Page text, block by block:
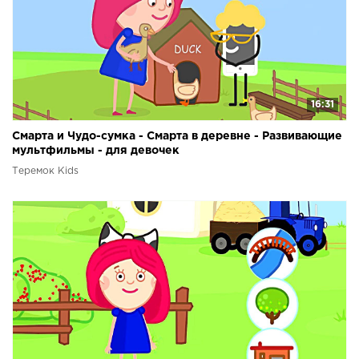
16:31
Смарта и Чудо-сумка - Смарта в деревне - Развивающие
мультфильмы - для девочек
Теремок Kids